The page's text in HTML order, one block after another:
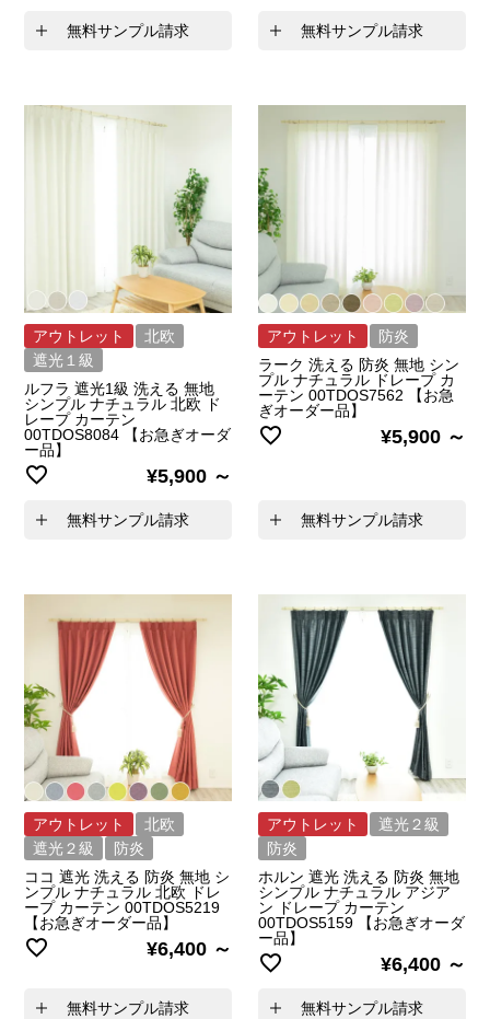
無料サンプル請求 無料サンプル請求
アウトレット
北欧
遮光１級
ルフラ 遮光1級 洗える 無地
シンプル ナチュラル 北欧 ド
レープ カーテン
00TDOS8084 【お急ぎオーダ
ー品】
¥5,900
無料サンプル請求
アウトレット
防炎
ラーク 洗える 防炎 無地 シン
プル ナチュラル ドレープ カ
ーテン 00TDOS7562 【お急
ぎオーダー品】
¥5,900
無料サンプル請求
アウトレット
北欧
遮光２級
防炎
ココ 遮光 洗える 防炎 無地 シ
ンプル ナチュラル 北欧 ドレ
ープ カーテン 00TDOS5219
【お急ぎオーダー品】
¥6,400
無料サンプル請求
アウトレット
遮光２級
防炎
ホルン 遮光 洗える 防炎 無地
シンプル ナチュラル アジア
ン ドレープ カーテン
00TDOS5159 【お急ぎオーダ
ー品】
¥6,400
無料サンプル請求